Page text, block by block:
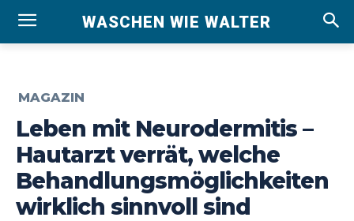
WASCHEN WIE WALTER
MAGAZIN
Leben mit Neurodermitis –
Hautarzt verrät, welche
Behandlungsmöglichkeiten
wirklich sinnvoll sind